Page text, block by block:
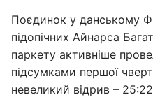
Поєдинок у данському
підопічних Айнарса
паркету активніше
підсумками першої
невеликий відрив –